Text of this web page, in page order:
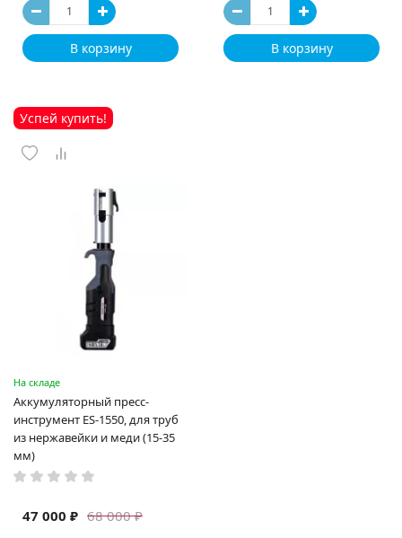
В корзину В корзину
Успей купить!
На складе
Аккумуляторный пресс-
инструмент ES-1550, для труб
из нержавейки и меди (15-35
мм)
68 000 ₽
47 000 ₽